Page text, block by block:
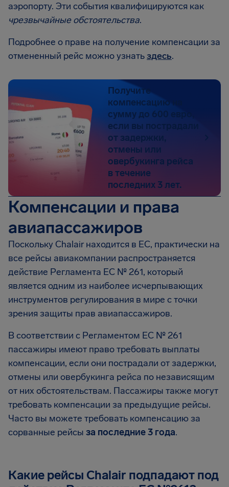
аэропорту. Эти события квалифицируются как
чрезвычайные обстоятельства.
Подробнее о праве на получение компенсации за
отмененный рейс можно узнатьздесь.
Получите
компенсацию на
сумму до 600 евро,
если вы пострадали
от задержки,
отмены или
овербукинга рейса
в течение
последних 3 лет.
Компенсации и права
авиапассажиров
Поскольку Chalair находится в ЕС, практически на
все рейсы авиакомпании распространяется
действие Регламента ЕС № 261, который
является одним из наиболее исчерпывающих
инструментов регулирования в мире с точки
зрения защиты прав авиапассажиров.
В соответствии с Регламентом EC № 261
пассажиры имеют право требовать выплаты
компенсации, если они пострадали от задержки,
отмены или овербукинга рейса по независящим
от них обстоятельствам. Пассажиры также могут
требовать компенсации за предыдущие рейсы.
Часто вы можете требовать компенсацию за
сорванные рейсы за последние 3 года.
Какие рейсы Chalair подпадают под